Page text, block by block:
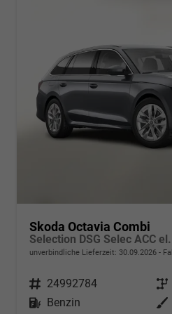
Skoda Octavia Combi
Selection DSG Selec ACC
unverbindliche Lieferzeit: 30.09.2026
Fahrzeugnr. 24992784 Getriebe
Kraftstoff
Benzin Außenfarbe